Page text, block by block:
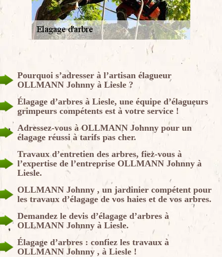
Pourquoi s’adresser à l’artisan élagueur
OLLMANN Johnny à Liesle ?
Élagage d’arbres à Liesle, une équipe d’élagueurs
grimpeurs compétents est à votre service !
Adressez-vous à OLLMANN Johnny pour un
élagage réussi à tarifs pas cher.
Travaux d’entretien des arbres, fiez-vous à
l’expertise de l’entreprise OLLMANN Johnny à
Liesle.
OLLMANN Johnny , un jardinier compétent pour
les travaux d’élagage de vos haies et de vos arbres.
Demandez le devis d’élagage d’arbres à
OLLMANN Johnny à Liesle.
Élagage d’arbres : confiez les travaux à
OLLMANN Johnny , à Liesle !